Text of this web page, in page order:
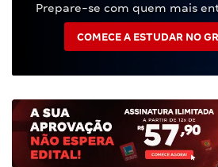
Prepare-se com quem mais
COMECE A ESTUDAR NO